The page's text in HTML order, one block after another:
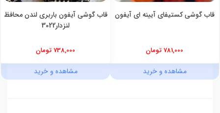
قاب گوشی کستیفای آیینه ای آیفون
781,000 تومان
مشاهده و خرید
قاب گوشی آیفون باربری لندن محافظ
لنزدار3022
738,000 تومان
مشاهده و خرید